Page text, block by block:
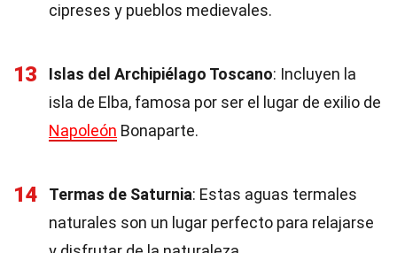
cipreses y pueblos medievales.
13 Islas del Archipiélago Toscano: Incluyen la
isla de Elba, famosa por ser el lugar de exilio de
Napoleón Bonaparte.
14 Termas de Saturnia: Estas aguas termales
naturales son un lugar perfecto para relajarse